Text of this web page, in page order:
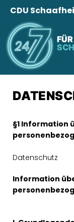
FÜR
CDU
§1 Information
Datenschutz
Information